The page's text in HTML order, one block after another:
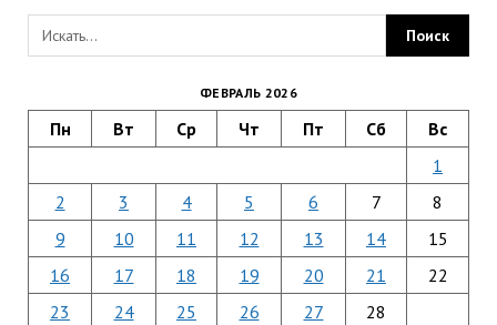
ФЕВРАЛЬ 2026
Пн Вт Ср Чт Пт Сб Вс
1
2
3 4 5 6 7
8
9
10 11 12 13 14
15
16
17 18 19 20 21
22
23
24 25 26 27 28